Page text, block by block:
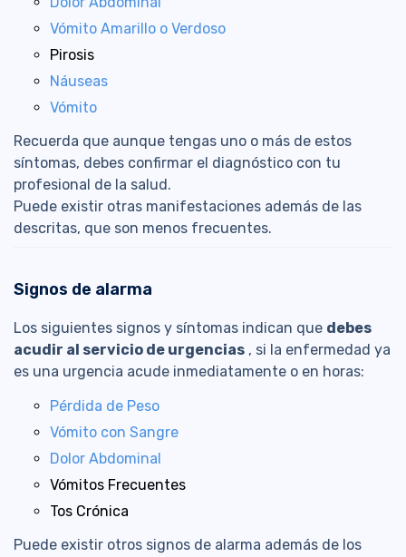
Vómito Amarillo o Verdoso
Pirosis
Náuseas
Vómito
Recuerda que aunque tengas uno o más de estos
síntomas, debes confirmar el diagnóstico con tu
profesional de la salud.
Puede existir otras manifestaciones además de las
descritas, que son menos frecuentes.
Signos de alarma
Los siguientes signos y síntomas indican que debes
acudir al servicio de urgencias , si la enfermedad ya
es una urgencia acude inmediatamente o en horas:
Pérdida de Peso
Vómito con Sangre
Dolor Abdominal
Vómitos Frecuentes
Tos Crónica
Puede existir otros signos de alarma además de los